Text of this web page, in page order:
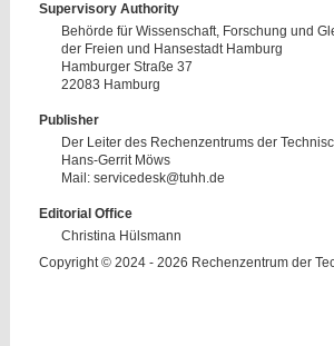
Supervisory Authority
Behörde für Wissenschaft, Forschung und
der Freien und Hansestadt Hamburg
Hamburger Straße 37
22083 Hamburg
Publisher
Der Leiter des Rechenzentrums der
Hans-Gerrit Möws
Mail: servicedesk@tuhh.de
Editorial Office
Christina Hülsmann
Copyright © 2024 - 2026 Rechenzentrum der